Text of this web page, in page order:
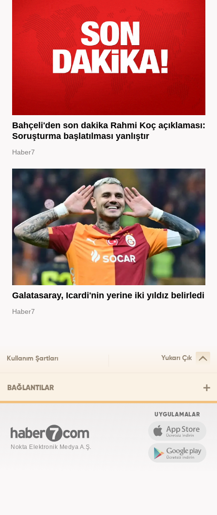
Bahçeli'den son dakika Rahmi Koç açıklaması:
Soruşturma başlatılması yanlıştır
Haber7
Galatasaray, Icardi'nin yerine iki yıldız belirledi
Haber7
Kullanım Şartları Yukarı Çık
BAĞLANTILAR
Nokta Elektronik Medya A.Ş.
UYGULAMALAR